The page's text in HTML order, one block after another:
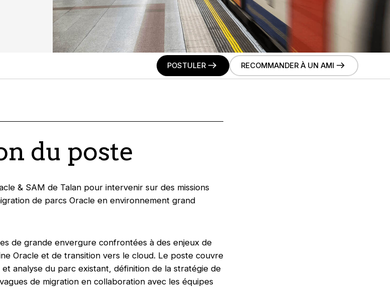
POSTULER RECOMMANDER À UN AMI
du poste
& SAM de Talan pour intervenir sur des missions
de parcs Oracle en environnement grand
de grande envergure confrontées à des enjeux de
Oracle et de transition vers le cloud. Le poste couvre
analyse du parc existant, définition de la stratégie de
de migration en collaboration avec les équipes